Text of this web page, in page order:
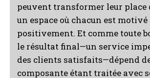
peuvent transformer leur place
un espace où chacun est
positivement. Et comme toute
le résultat final—un service
des clients satisfaits—dépend
composante étant traitée avec